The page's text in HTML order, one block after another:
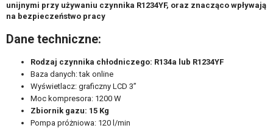
unijnymi przy używaniu czynnika R1234YF, oraz znacząco wpływają
na bezpieczeństwo pracy
Dane techniczne:
Rodzaj czynnika chłodniczego: R134a lub R1234YF
Baza danych: tak online
Wyświetlacz: graficzny LCD 3”
Moc kompresora: 1200 W
Zbiornik gazu: 15 Kg
Pompa próżniowa: 120 l/min